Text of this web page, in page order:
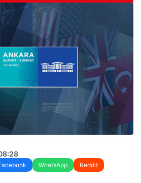
WhatsApp
Reddit